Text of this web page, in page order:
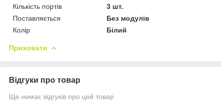
Кількість портів
3 шт.
Поставляється
Без модулів
Колір
Білий
Приховати
Відгуки про товар
Ще немає відгуків про цей товар